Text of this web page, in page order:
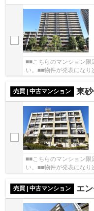
■■こちらのマンション限
い。■■物件が発表になり
売買 | 中古マンション 東
■■こちらのマンション限
い。■■物件が発表になり
売買 | 中古マンション エ